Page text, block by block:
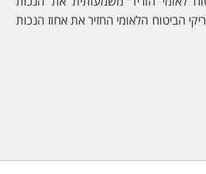
הביטוח הלאומי החזיר את אחוז הנכות